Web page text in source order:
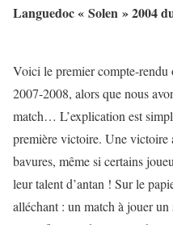
Languedoc « Solen » 2004
Voici le premier compte-rendu
2007-2008, alors que nous
match… L’explication est
première victoire. Une victoire
bavures, même si certains
leur talent d’antan ! Sur le
alléchant : un match à jouer